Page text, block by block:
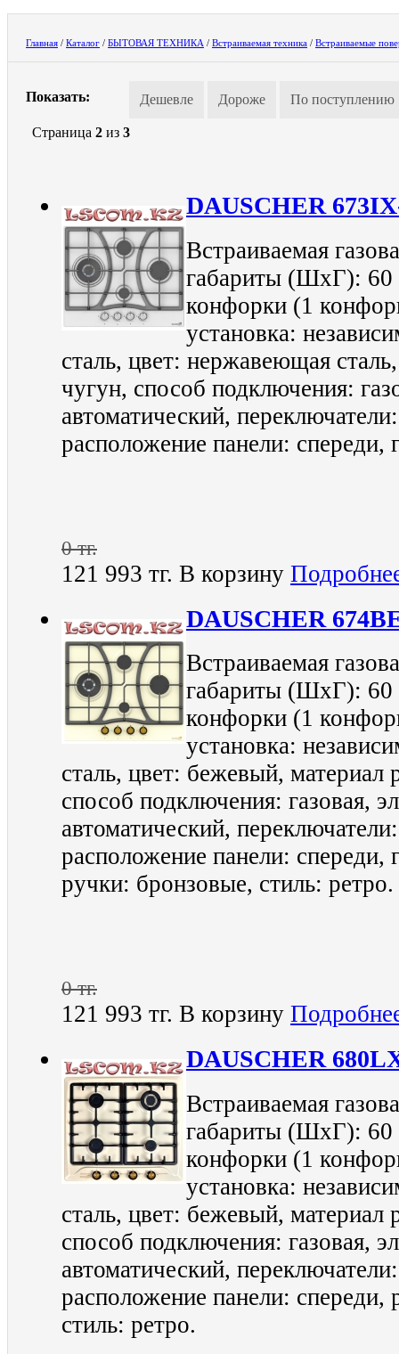
Главная / Каталог / БЫТОВАЯ ТЕХНИКА / Встраиваемая техника / Встраиваемые
Показать: Дешевле Дороже По поступлению
Страница 2 из 3
DAUSCHER
Встраиваемая
габариты (ШхГ): 60
конфорки (1
установка:
сталь, цвет: нержавеющая
чугун, способ подключения:
автоматический,
расположение панели: спереди,
0 тг.
121 993 тг. В корзину
DAUSCHER
Встраиваемая
габариты (ШхГ): 60
конфорки (1
установка:
сталь, цвет: бежевый, материал
способ подключения: газовая,
автоматический,
расположение панели: спереди,
ручки: бронзовые, стиль: ретро.
0 тг.
121 993 тг. В корзину
DAUSCHER
Встраиваемая
габариты (ШхГ): 60
конфорки (1
установка:
сталь, цвет: бежевый, материал
способ подключения: газовая,
автоматический,
расположение панели: спереди,
стиль: ретро.